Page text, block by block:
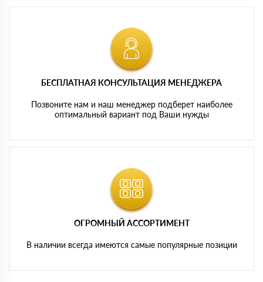
БЕСПЛАТНАЯ КОНСУЛЬТАЦИЯ МЕНЕДЖЕРА
Позвоните нам и наш менеджер подберет наиболее
оптимальный вариант под Ваши нужды
ОГРОМНЫЙ АССОРТИМЕНТ
В наличии всегда имеются самые популярные позиции